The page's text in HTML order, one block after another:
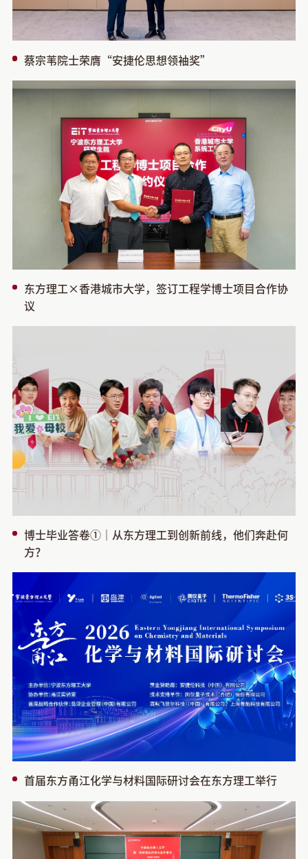
蔡宗苇院士荣膺“安捷伦思想领袖奖”
东方理工×香港城市大学，签订工程学博士项目合作协
议
博士毕业答卷①｜从东方理工到创新前线，他们奔赴何
方？
首届东方甬江化学与材料国际研讨会在东方理工举行